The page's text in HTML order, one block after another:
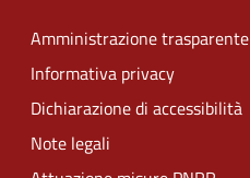
Amministrazione trasparente
Informativa privacy
Dichiarazione di accessibilità
Note legali